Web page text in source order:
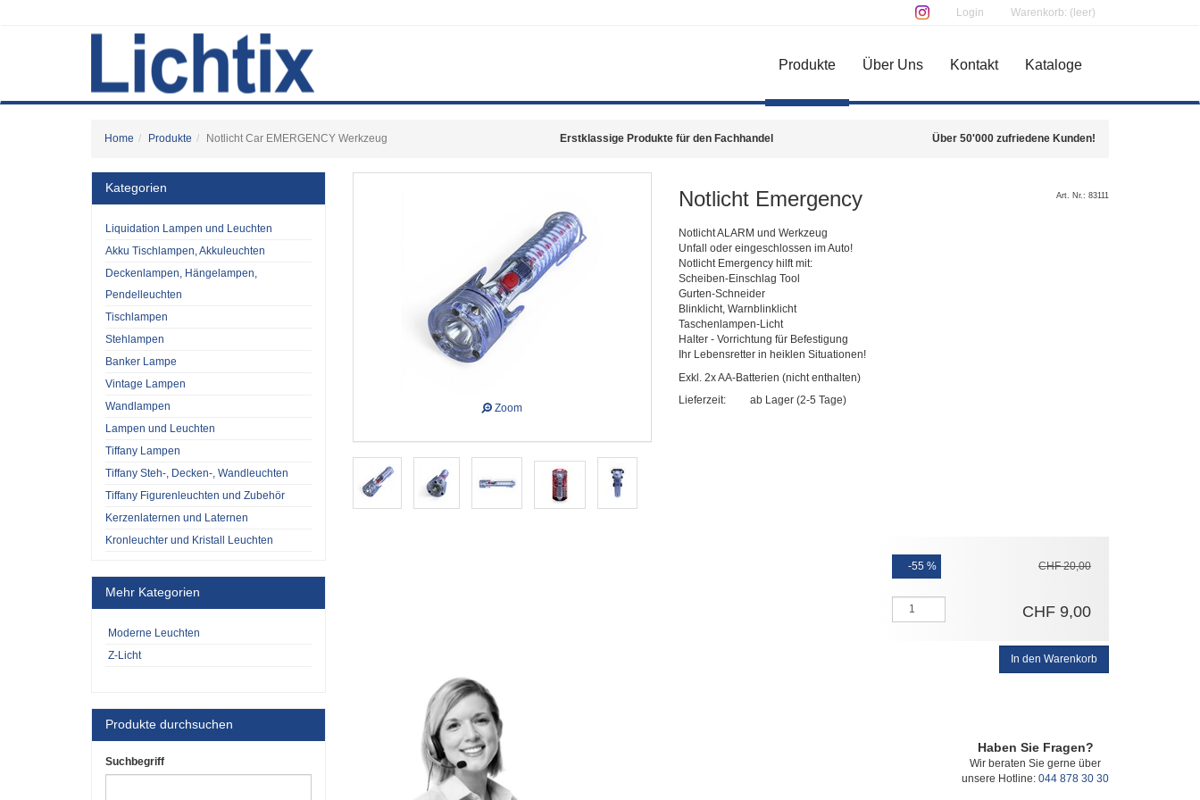
Login Warenkorb: (leer)
Produkte Über Uns Kontakt Kataloge
Home Produkte Notlicht Car EMERGENCY Werkzeug Erstklassige Produkte für den Fachhandel Über 50'000 zufriedene Kunden!
Zoom
Notlicht Emergency Art. Nr.: 83111
Notlicht ALARM und Werkzeug
Unfall oder eingeschlossen im Auto!
Notlicht Emergency hilft mit:
Scheiben-Einschlag Tool
Gurten-Schneider
Blinklicht, Warnblinklicht
Taschenlampen-Licht
Halter - Vorrichtung für Befestigung
Ihr Lebensretter in heiklen Situationen!
Exkl. 2x AA-Batterien (nicht enthalten)
Lieferzeit:
ab Lager (2-5 Tage)
-55 % CHF 20,00
CHF 9,00
In den Warenkorb
Haben Sie Fragen?
Wir beraten Sie gerne über
unsere Hotline: 044 878 30 30
Kategorien
Liquidation Lampen und Leuchten
Akku Tischlampen, Akkuleuchten
Deckenlampen, Hängelampen,
Pendelleuchten
Tischlampen
Stehlampen
Banker Lampe
Vintage Lampen
Wandlampen
Lampen und Leuchten
Tiffany Lampen
Tiffany Steh-, Decken-, Wandleuchten
Tiffany Figurenleuchten und Zubehör
Kerzenlaternen und Laternen
Kronleuchter und Kristall Leuchten
Mehr Kategorien
Moderne Leuchten
Z-Licht
Produkte durchsuchen
Suchbegriff